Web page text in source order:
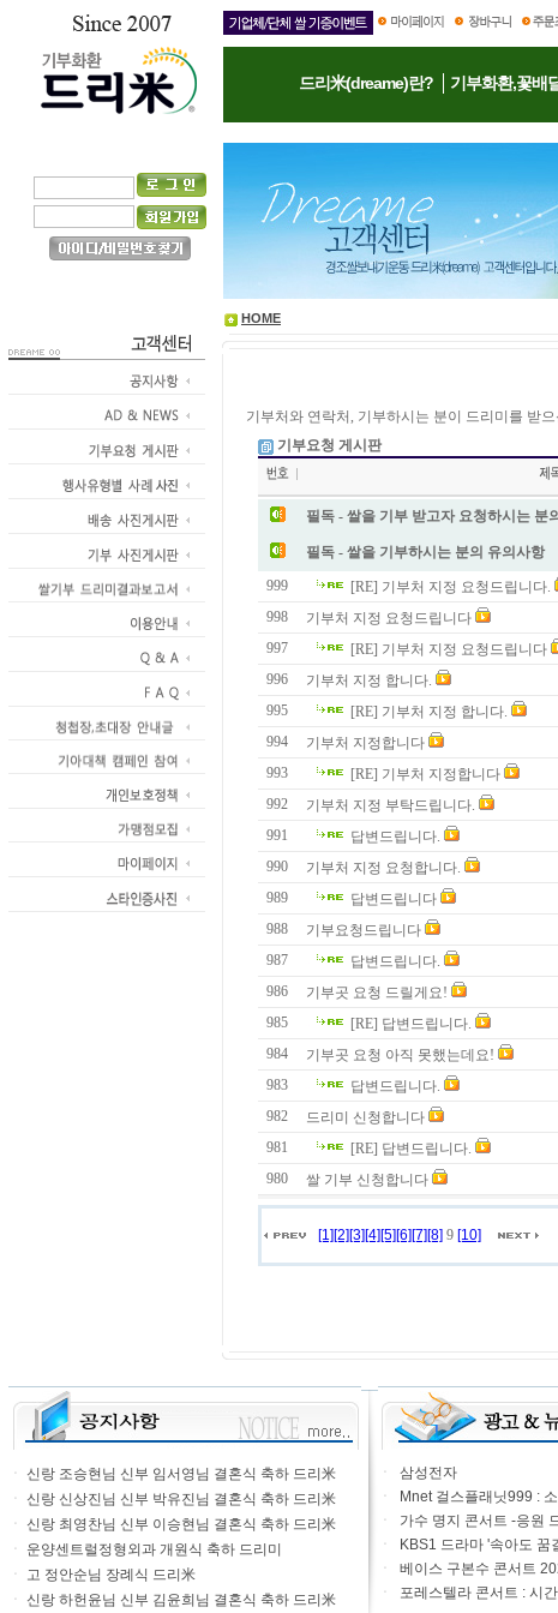
드리米(dreame)란? 기부화환,꽃배
HOME
기부처와 연락처, 기부하시는 분이 드리미를 받
기부요청 게시판
필독 - 쌀을 기부 받고자 요청하시는 분
필독 - 쌀을 기부하시는 분의 유의사항
999
[RE] 기부처 지정 요청드립니다.
998
기부처 지정 요청드립니다
997
[RE] 기부처 지정 요청드립니다
996
기부처 지정 합니다.
995
[RE] 기부처 지정 합니다.
994
기부처 지정합니다
993
[RE] 기부처 지정합니다
992
기부처 지정 부탁드립니다.
991
답변드립니다.
990
기부처 지정 요청합니다.
989
답변드립니다
988
기부요청드립니다
987
답변드립니다.
986
기부곳 요청 드릴게요!
985
[RE] 답변드립니다.
984
기부곳 요청 아직 못했는데요!
983
답변드립니다.
982
드리미 신청합니다
981
[RE] 답변드립니다.
980
쌀 기부 신청합니다
[1][2][3][4][5][6][7][8] 9 [10]
ㆍ 신랑 조승현님 신부 임서영님 결혼식 축하 드리米
ㆍ 신랑 신상진님 신부 박유진님 결혼식 축하 드리米
ㆍ 신랑 최영찬님 신부 이승현님 결혼식 축하 드리米
ㆍ 운양센트럴정형외과 개원식 축하 드리미
ㆍ 고 정안순님 장례식 드리米
ㆍ 신랑 하헌윤님 신부 김윤희님 결혼식 축하 드리米
ㆍ
삼성전자
ㆍ
Mnet 걸스플래닛999 :
ㆍ
가수 명지 콘서트 -응원
ㆍ
KBS1 드라마 '속아도 꿈
ㆍ
베이스 구본수 콘서트
ㆍ
포레스텔라 콘서트 : 시